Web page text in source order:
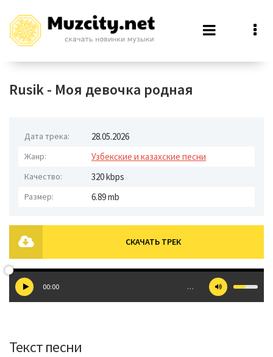
Rusik - Моя девочка родная
Дата трека: 28.05.2026
Жанр: Узбекские и казахские песни
Качество: 320 kbps
Размер: 6.89 mb
СКАЧАТЬ ТРЕК
00:00 …
Текст песни